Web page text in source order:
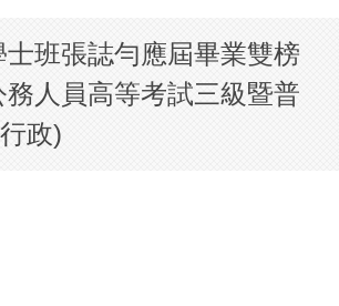
士班張誌勻應屆畢業雙榜
人員高等考試三級暨普
政)